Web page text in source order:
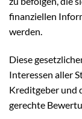
finanziellen
werden.
Diese
Interessen aller
Kreditgeber und
gerechte